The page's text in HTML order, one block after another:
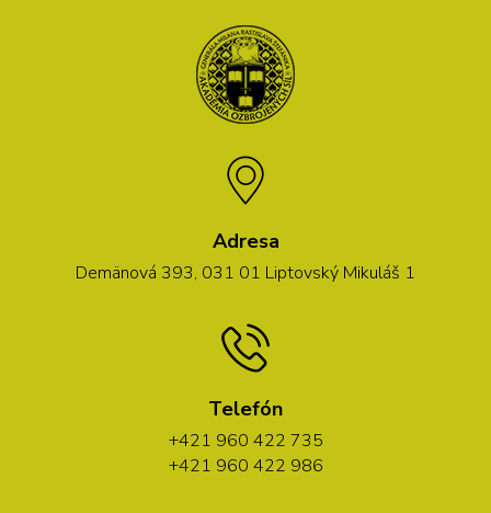
Adresa
Demänová 393, 031 01 Liptovský Mikuláš 1
Telefón
+421 960 422 735
+421 960 422 986